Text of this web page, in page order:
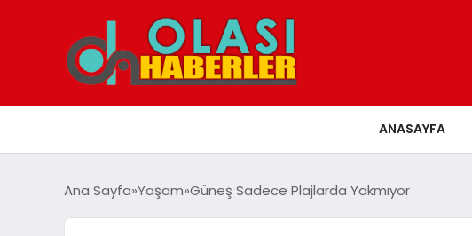
ANASAYFA
Ana Sayfa Yaşam Güneş Sadece Plajlarda Yakmıyor